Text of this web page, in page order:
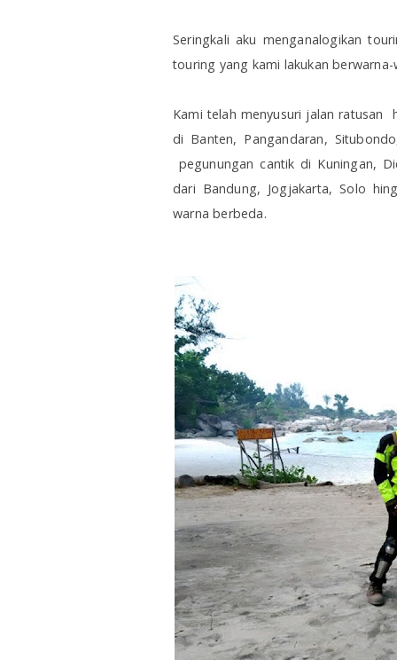
Seringkali aku menganalogikan
touring yang kami lakukan
Kami telah menyusuri jalan
di Banten, Pangandaran,
pegunungan cantik di Kuningan,
dari Bandung, Jogjakarta, Solo
warna berbeda.